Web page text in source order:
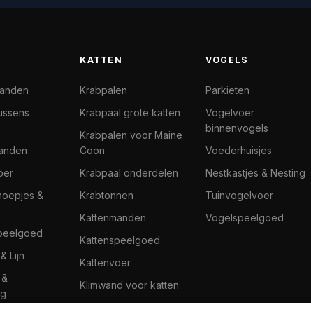
&
Lijn
KATTEN
Krabpalen
Krabpaal grote katten
Krabpalen voor Maine
Coon
Krabpaal onderdelen
Krabtonnen
Kattenmanden
Kattenspeelgoed
Kattenvoer
Klimwand voor katten
VOGELS
Parkieten
Vogelvoer
binnenvogels
Voederhuisjes
Nestkastjes & Nesting
Tuinvogelvoer
Vogelspeelgoed